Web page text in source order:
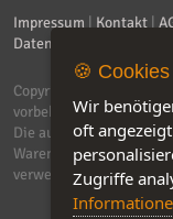
Impressum Kontakt
Datenschutzerklärung
Copyright © 2026
vorbehalten.
Die auf dieser Seite
Warenzeichen sind
verwendet Affiliat-
🍪
Wir
oft
Zugriffe